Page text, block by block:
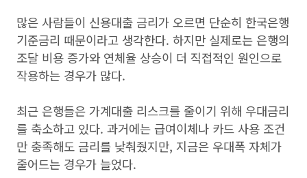
많은 사람들이 신용대출 금리가 오르면 단순히 한국은행
기준금리 때문이라고 생각한다. 하지만 실제로는 은행의
조달 비용 증가와 연체율 상승이 더 직접적인 원인으로
작용하는 경우가 많다.
최근 은행들은 가계대출 리스크를 줄이기 위해 우대금리
를 축소하고 있다. 과거에는 급여이체나 카드 사용 조건
만 충족해도 금리를 낮춰줬지만, 지금은 우대폭 자체가
줄어드는 경우가 늘었다.